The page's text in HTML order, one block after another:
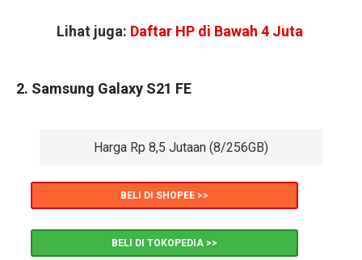
Lihat juga: Daftar HP di Bawah 4 Juta
2. Samsung Galaxy S21 FE
Harga Rp 8,5 Jutaan (8/256GB)
BELI DI SHOPEE >>
BELI DI TOKOPEDIA >>